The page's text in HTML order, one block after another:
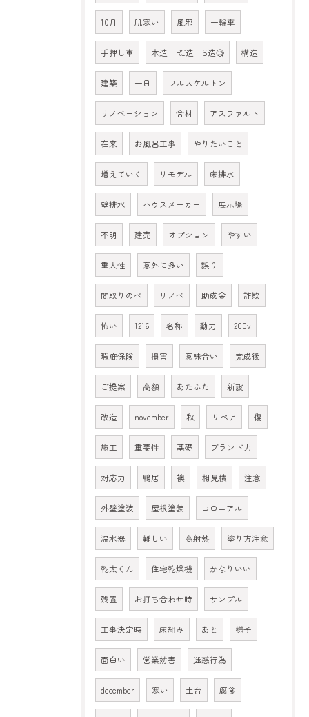
10月 肌寒い 風邪 一輪車
手押し車 木造 RC造 S造🧐 構造
建築 一日 フルスケルトン
リノベーション 合材 アスファルト
在来 お風呂工事 やりたいこと
増えていく リモデル 床排水
壁排水 ハウスメーカー 展示場
不明 建売 オプション やすい
重大性 意外に多い 誤り
間取りのべ リノベ 助成金 詐欺
怖い 1216 名称 動力 200v
瑕疵保険 損害 意味合い 完成後
ご提案 高額 あたふた 新設
改造 november 秋 リペア 傷
施工 重要性 基礎 ブランド力
対応力 鴨居 襖 相見積 注意
外壁塗装 屋根塗装 コロニアル
温水器 難しい 高射熱 塗り方注意
乾太くん 住宅乾燥機 かなりいい
残置 お打ち合わせ時 サンプル
工事決定時 床組み あと 様子
面白い 営業妨害 迷惑行為
december 寒い 土台 腐食